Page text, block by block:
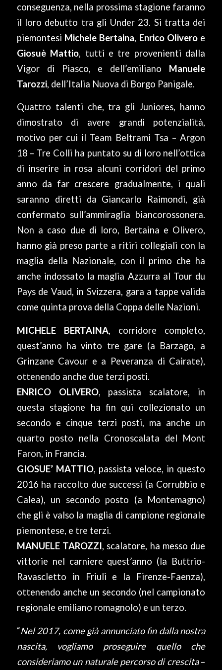
conseguenza, nella prossima stagione faranno
il loro debutto tra gli Under 23. Si tratta dei
piemontesi Michele Bertaina, Enrico Olivero e
Giosuè Mattio, tutti e tre provenienti dalla
Vigor di Piasco, e dell’emiliano Manuele
Tarozzi, dell’Italia Nuova di Borgo Panigale.
Quattro talenti che, tra gli Juniores, hanno
dimostrato di avere grandi potenzialità,
motivo per cui il Team Beltrami Tsa – Argon
18 – Tre Colli ha puntato su di loro nell’ottica
di inserire in rosa alcuni corridori del primo
anno da far crescere gradualmente, i quali
saranno diretti da Giancarlo Raimondi, già
confermato sull’ammiraglia biancorossonera.
Non a caso due di loro, Bertaina e Olivero,
hanno già preso parte a ritiri collegiali con la
maglia della Nazionale, con il primo che ha
anche indossato la maglia Azzurra al Tour du
Pays de Vaud, in Svizzera, gara a tappe valida
come quinta prova della Coppa delle Nazioni.
MICHELE BERTAINA, corridore completo,
quest’anno ha vinto tre gare (a Barzago, a
Grinzane Cavour e a Peveranza di Cairate),
ottenendo anche due terzi posti.
ENRICO OLIVERO, passista scalatore, in
questa stagione ha fin qui collezionato un
secondo e cinque terzi posti, ma anche un
quarto posto nella Cronoscalata del Mont
Faron, in Francia.
GIOSUE’ MATTIO, passista veloce, in questo
2016 ha raccolto due successi (a Corrubbio e
Calea), un secondo posto (a Montemagno)
che gli è valso la maglia di campione regionale
piemontese, e tre terzi.
MANUELE TAROZZI, scalatore, ha messo due
vittorie nel carniere quest’anno (la Buttrio-
Ravascletto in Friuli e la Firenze-Faenza),
ottenendo anche un secondo (nel campionato
regionale emiliano romagnolo) e un terzo.
“Nel 2017, come già annunciato fin dalla nostra
nascita, vogliamo proseguire quello che
consideriamo un naturale percorso di crescita–